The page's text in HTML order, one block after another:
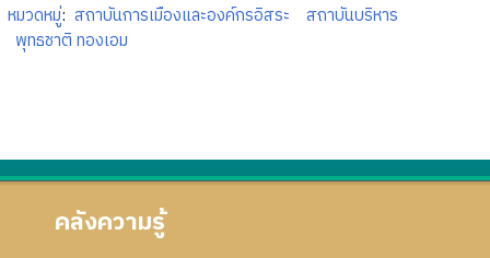
หมวดหมู่: สถาบันการเมืองและองค์กรอิสระ
สถาบันบริหาร
พุทธชาติ ทองเอม
คลังความรู้